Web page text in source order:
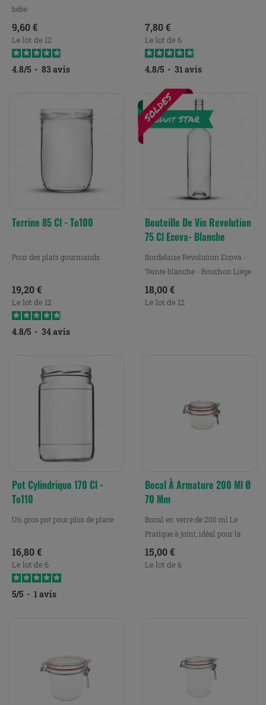
bébé
Prix
9,60 €
Le lot de 12
4.8/5 - 83 avis
Prix
7,80 €
Le lot de 6
4.8/5 - 31avis
Terrine 85 Cl - To100
Pour des plats gourmands
Prix
19,20 €
Le lot de 12
4.8/5 - 34avis
Bouteille De Vin Revolution
75 Cl Ecova- Blanche
Bordelaise Revolution Ecova -
Teinte blanche - Bouchon Liège
Prix
18,00 €
Le lot de 12
Pot Cylindrique 170 Cl -
To110
Un gros pot pour plus de place
Prix
16,80 €
Le lot de 6
5/5 - 1avis
Bocal À Armature 200 Ml Ø
70 Mm
Bocal en verre de 200 ml Le
Pratique à joint, idéal pour la
conservation, la...
Prix
15,00 €
Le lot de 6